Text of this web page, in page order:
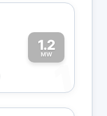
1.2
MW
1